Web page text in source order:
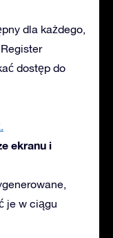
dla każdego,
dostęp do
ekranu i
je w ciągu